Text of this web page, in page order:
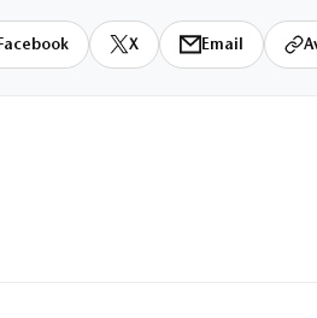
Facebook X Email